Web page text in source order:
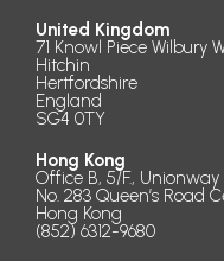
United Kingdom
71 Knowl Piece Wilbury
Hitchin
Hertfordshire
England
SG4 0TY
Hong Kong
Office B, 5/F.,
No. 283 Queen’s Road
Hong Kong
(852) 6312-9680